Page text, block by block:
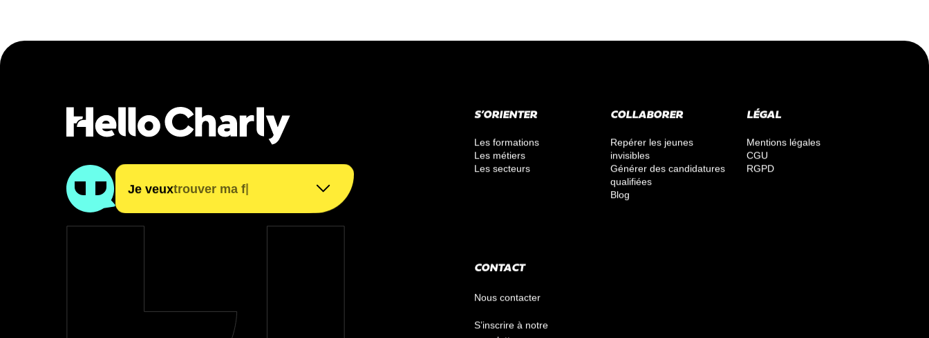
Je veuxtrouver ma formation
trouver mon métier
financer ma formation
S’ORIENTER
Les formations
Les métiers
Les secteurs
COLLABORER
Repérer les jeunes
invisibles
Générer des candidatures
qualifiées
Blog
LÉGAL
Mentions légales
CGU
RGPD
CONTACT
Nous contacter
S’inscrire à notre